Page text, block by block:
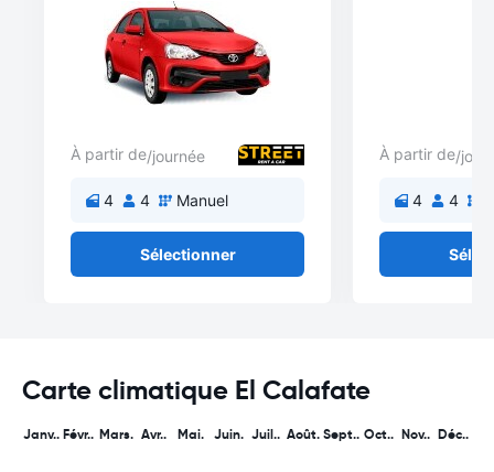
À partir de/journée
4 4 Manuel
Sélectionner
À partir de/
4 4
Carte climatique El Calafate
Janv.. Févr.. Mars. Avr.. Mai. Juin. Juil.. Août. Sept.. Oct.. Nov.. Déc..